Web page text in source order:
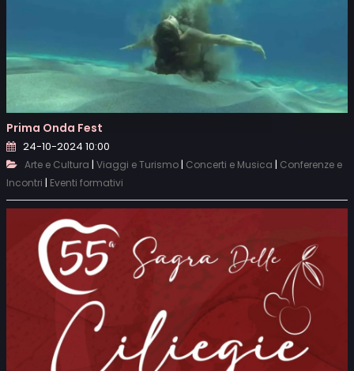
Prima Onda Fest
24-10-2024 10:00
Arte e Cultura | Viaggi e Turismo| Concerti e Musica | Conferenze e
Incontri | Eventi formativi